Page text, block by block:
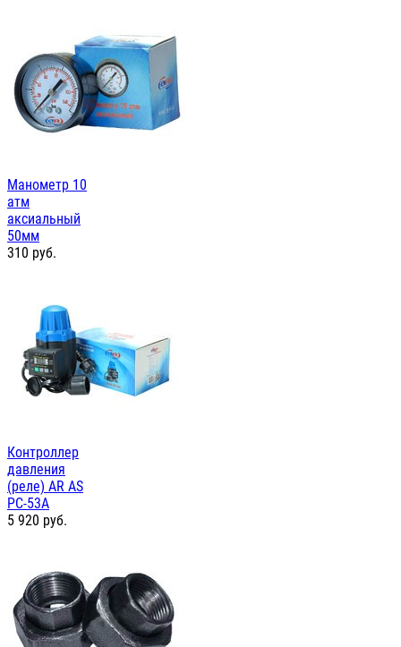
Манометр 10
атм
аксиальный
50мм
310 руб.
Контроллер
давления
(реле) AR AS
PC-53А
5 920 руб.